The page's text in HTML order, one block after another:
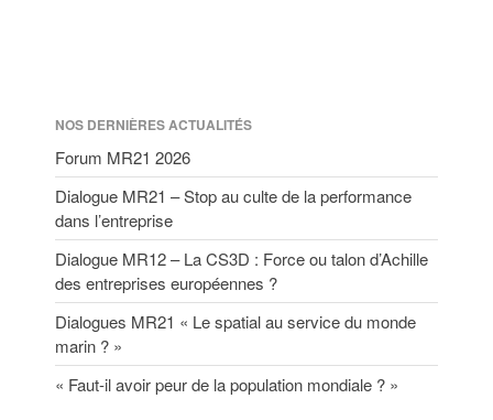
NOS DERNIÈRES ACTUALITÉS
Forum MR21 2026
Dialogue MR21 – Stop au culte de la performance
dans l’entreprise
Dialogue MR12 – La CS3D : Force ou talon d’Achille
des entreprises européennes ?
Dialogues MR21 « Le spatial au service du monde
marin ? »
« Faut-il avoir peur de la population mondiale ? »